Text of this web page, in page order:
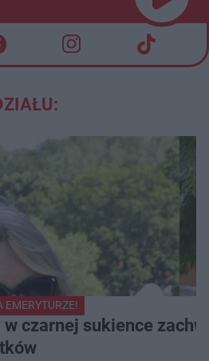
EMERYTURZE!
w czarnej sukience